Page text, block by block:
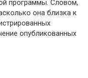
программы. Словом,
она близка к
опубликованных